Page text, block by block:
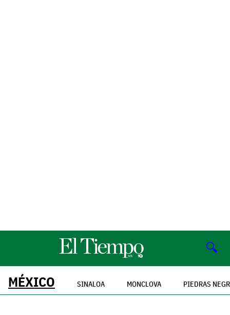
🔍
MÉXICO SINALOA MONCLOVA PIEDRAS